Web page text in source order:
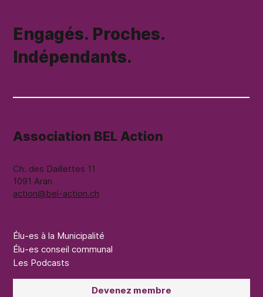
Élu-es à la Municipalité
Élu-es conseil communal
Les Podcasts
Devenez membre
Association BEL Action
Ch. des Daillettes 11
1091 Aran
action@bel-action.ch
Engagés. Proches.
Indépendants.